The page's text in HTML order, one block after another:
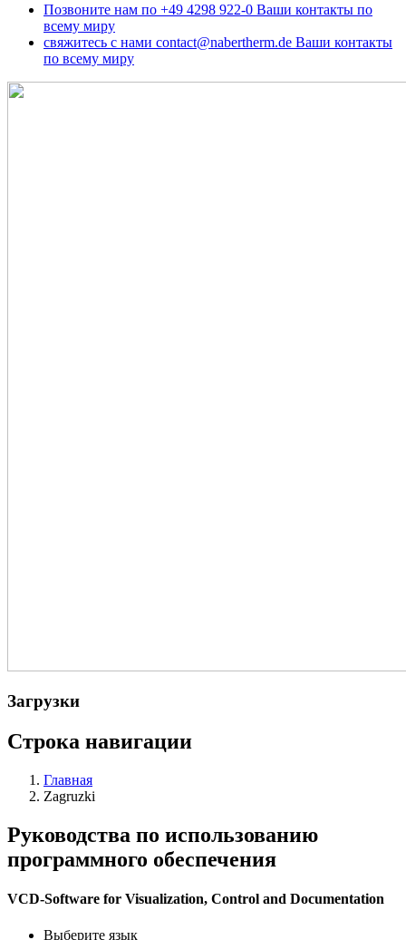
Позвоните нам по +49 4298 922-0 Ваши контакты по
всему миру
свяжитесь с нами contact@nabertherm.de Ваши контакты
по всему миру
Загрузки
Строка навигации
Главная
Zagruzki
Руководства по использованию
программного обеспечения
VCD-Software for Visualization, Control and Documentation
Выберите язык